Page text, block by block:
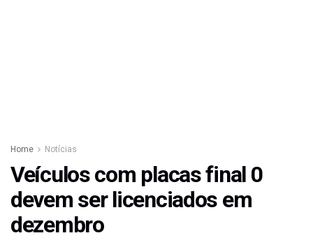
Home Notícias
Veículos com placas final 0
devem ser licenciados em
dezembro